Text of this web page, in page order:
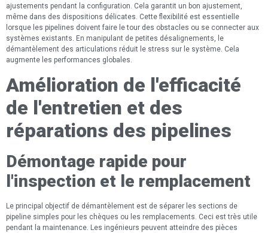
ajustements pendant la configuration. Cela garantit un bon ajustement,
même dans des dispositions délicates. Cette flexibilité est essentielle
lorsque les pipelines doivent faire le tour des obstacles ou se connecter aux
systèmes existants. En manipulant de petites désalignements, le
démantèlement des articulations réduit le stress sur le système. Cela
augmente les performances globales.
Amélioration de l'efficacité
de l'entretien et des
réparations des pipelines
Démontage rapide pour
l'inspection et le remplacement
Le principal objectif de démantèlement est de séparer les sections de
pipeline simples pour les chèques ou les remplacements. Ceci est très utile
pendant la maintenance. Les ingénieurs peuvent atteindre des pièces